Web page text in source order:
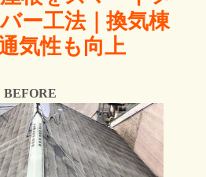
ー工法｜換気棟
気性も向上
BEFORE